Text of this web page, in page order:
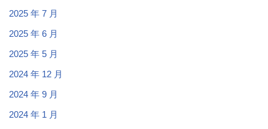
2025 年 7 月
2025 年 6 月
2025 年 5 月
2024 年 12 月
2024 年 9 月
2024 年 1 月